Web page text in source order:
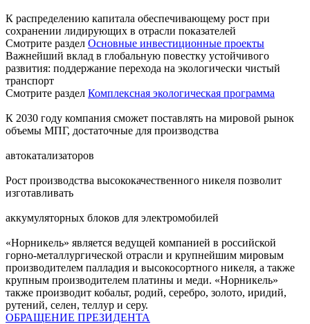
К распределению капитала обеспечивающему рост при
сохранении лидирующих в отрасли показателей
Смотрите раздел Основные инвестиционные проекты
Важнейший вклад в глобальную повестку устойчивого
развития: поддержание перехода на экологически чистый
транспорт
Смотрите раздел Комплексная экологическая программа
К 2030 году компания сможет поставлять на мировой рынок
объемы МПГ, достаточные для производства
автокатализаторов
Рост производства высококачественного никеля позволит
изготавливать
аккумуляторных блоков для электромобилей
«Норникель» является ведущей компанией в российской
горно-металлургической отрасли и крупнейшим мировым
производителем палладия и высокосортного никеля, а также
крупным производителем платины и меди. «Норникель»
также производит кобальт, родий, серебро, золото, иридий,
рутений, селен, теллур и серу.
ОБРАЩЕНИЕ ПРЕЗИДЕНТА